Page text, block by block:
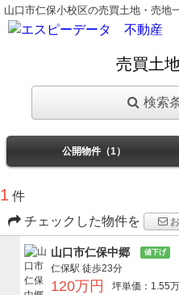
山口市仁保小校区の売買土地・売
売買土
検索
公開物件（1）
1 件
チェックした物件を
山口市仁保中郷 値下げ
仁保駅 徒歩23分
120万円
坪単価：1.55